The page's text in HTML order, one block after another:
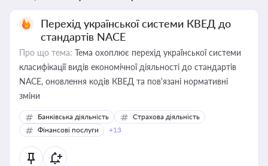
Перехід української системи КВЕД до
стандартів NACE
Про що тема: Тема охоплює перехід української системи
класифікації видів економічної діяльності до стандартів
NACE, оновлення кодів КВЕД та пов'язані нормативні
зміни
Банківська діяльність
Страхова діяльність
Фінансові послуги
+13